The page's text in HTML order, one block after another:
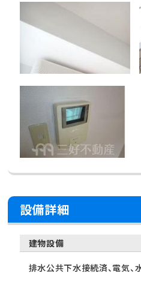
設備詳細
建物設備
排水公共下水接続済、電気、